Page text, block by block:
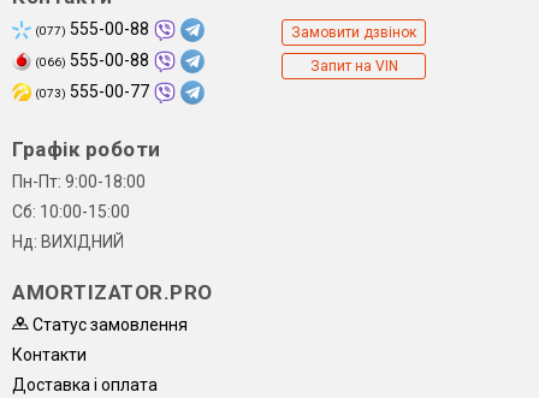
(077) 555-00-88
(066) 555-00-88
(073) 555-00-77
Замовити дзвінок
Запит на VIN
Графік роботи
Пн-Пт: 9:00-18:00
Сб: 10:00-15:00
Нд: ВИХІДНИЙ
AMORTIZATOR.PRO
Статус замовлення
Контакти
Доставка і оплата